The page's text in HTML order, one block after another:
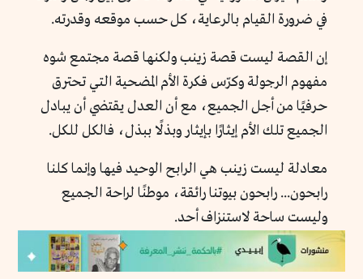
في ضرورة القيام بالرعاية، كل حسب موقعه وقدرته.
إن القصة ليست قصة زينب ولكنها قصة مجتمع شوه
مفهوم الرجولة وكرّس فكرة الأم المضحية التي تحترق
حرفيًا من أجل الجميع، مع أن العدل يقتضي أن يبادل
الجميع تلك الأم إيثارًا بإيثار وبذلًا ببذل، فالكل للكل.
معادلة ليست زينب هي الرابح الوحيد فيها وإنما كلنا
رابحون... رابحون بيوتنا رائقة، موطنًا لراحة الجميع
وليست ساحة لاستنزاف أحد.